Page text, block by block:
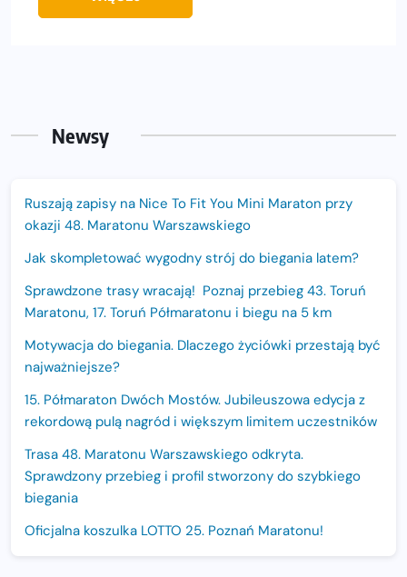
Newsy
Ruszają zapisy na Nice To Fit You Mini Maraton przy
okazji 48. Maratonu Warszawskiego
Jak skompletować wygodny strój do biegania latem?
Sprawdzone trasy wracają! Poznaj przebieg 43. Toruń
Maratonu, 17. Toruń Półmaratonu i biegu na 5 km
Motywacja do biegania. Dlaczego życiówki przestają być
najważniejsze?
15. Półmaraton Dwóch Mostów. Jubileuszowa edycja z
rekordową pulą nagród i większym limitem uczestników
Trasa 48. Maratonu Warszawskiego odkryta.
Sprawdzony przebieg i profil stworzony do szybkiego
biegania
Oficjalna koszulka LOTTO 25. Poznań Maratonu!